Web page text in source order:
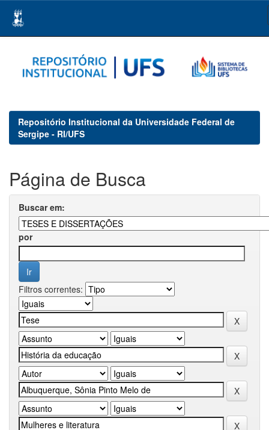
navigation
Repositório Institucional da Universidade Federal de
Sergipe - RI/UFS
Página de Busca
Buscar em:
por
Filtros correntes: